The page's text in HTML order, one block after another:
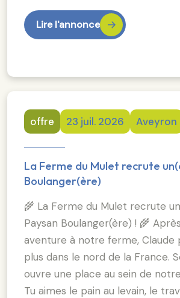
Lire l'annonce
offre 23 juil. 2026 Aveyron
La Ferme du Mulet recrute
Boulanger(ère)
🌾 La Ferme du Mulet recrute
Paysan Boulanger(ère) ! 🌾
aventure à notre ferme, Claude
plus dans le nord de la France.
ouvre une place au sein de
Tu aimes le pain au levain, le